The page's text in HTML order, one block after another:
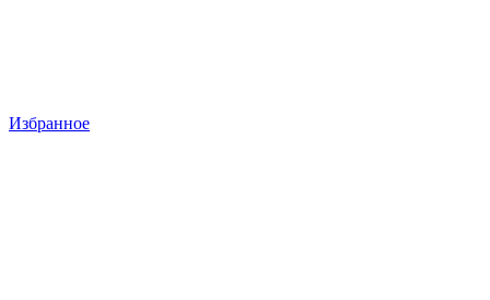
Избранное